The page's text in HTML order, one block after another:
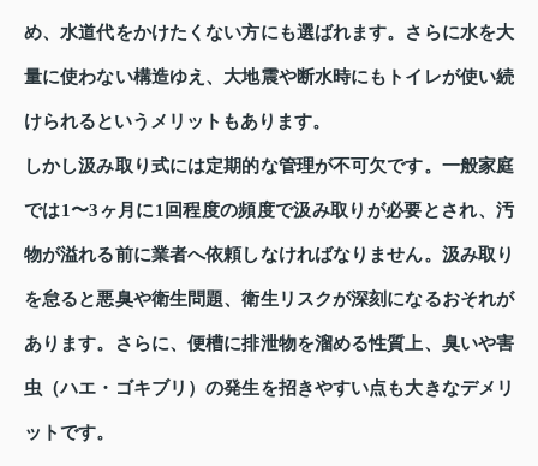
め、水道代をかけたくない方にも選ばれます。さらに水を大
量に使わない構造ゆえ、大地震や断水時にもトイレが使い続
けられるというメリットもあります。
しかし汲み取り式には定期的な管理が不可欠です。一般家庭
では1〜3ヶ月に1回程度の頻度で汲み取りが必要とされ、汚
物が溢れる前に業者へ依頼しなければなりません。汲み取り
を怠ると悪臭や衛生問題、衛生リスクが深刻になるおそれが
あります。さらに、便槽に排泄物を溜める性質上、臭いや害
虫（ハエ・ゴキブリ）の発生を招きやすい点も大きなデメリ
ットです。